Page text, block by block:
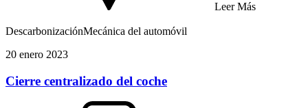
Leer Más
DescarbonizaciónMecánica del automóvil
20 enero 2023
Cierre centralizado del coche